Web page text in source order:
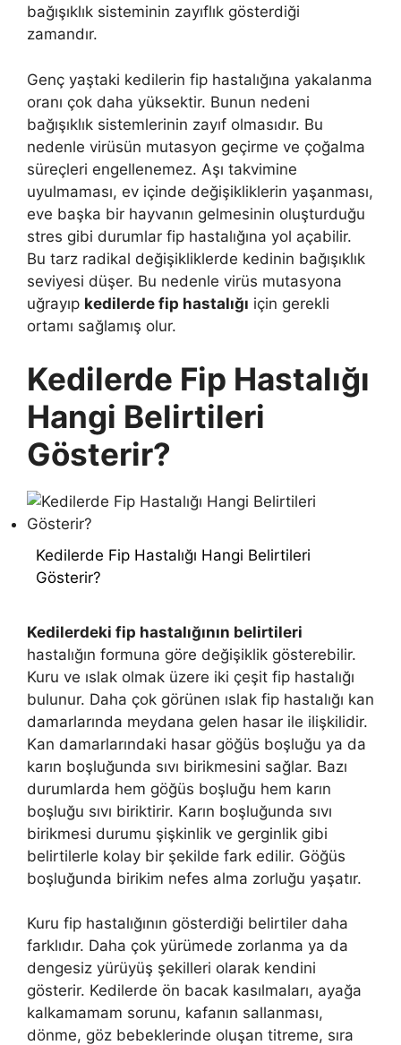
bağışıklık sisteminin zayıflık gösterdiği
zamandır.
Genç yaştaki kedilerin fip hastalığına yakalanma
oranı çok daha yüksektir. Bunun nedeni
bağışıklık sistemlerinin zayıf olmasıdır. Bu
nedenle virüsün mutasyon geçirme ve çoğalma
süreçleri engellenemez. Aşı takvimine
uyulmaması, ev içinde değişikliklerin yaşanması,
eve başka bir hayvanın gelmesinin oluşturduğu
stres gibi durumlar fip hastalığına yol açabilir.
Bu tarz radikal değişikliklerde kedinin bağışıklık
seviyesi düşer. Bu nedenle virüs mutasyona
uğrayıp kedilerde fip hastalığı için gerekli
ortamı sağlamış olur.
Kedilerde Fip Hastalığı
Hangi Belirtileri
Gösterir?
Kedilerde Fip Hastalığı Hangi Belirtileri
Gösterir?
Kedilerdeki fip hastalığının belirtileri
hastalığın formuna göre değişiklik gösterebilir.
Kuru ve ıslak olmak üzere iki çeşit fip hastalığı
bulunur. Daha çok görünen ıslak fip hastalığı kan
damarlarında meydana gelen hasar ile ilişkilidir.
Kan damarlarındaki hasar göğüs boşluğu ya da
karın boşluğunda sıvı birikmesini sağlar. Bazı
durumlarda hem göğüs boşluğu hem karın
boşluğu sıvı biriktirir. Karın boşluğunda sıvı
birikmesi durumu şişkinlik ve gerginlik gibi
belirtilerle kolay bir şekilde fark edilir. Göğüs
boşluğunda birikim nefes alma zorluğu yaşatır.
Kuru fip hastalığının gösterdiği belirtiler daha
farklıdır. Daha çok yürümede zorlanma ya da
dengesiz yürüyüş şekilleri olarak kendini
gösterir. Kedilerde ön bacak kasılmaları, ayağa
kalkamamam sorunu, kafanın sallanması,
dönme, göz bebeklerinde oluşan titreme, sıra